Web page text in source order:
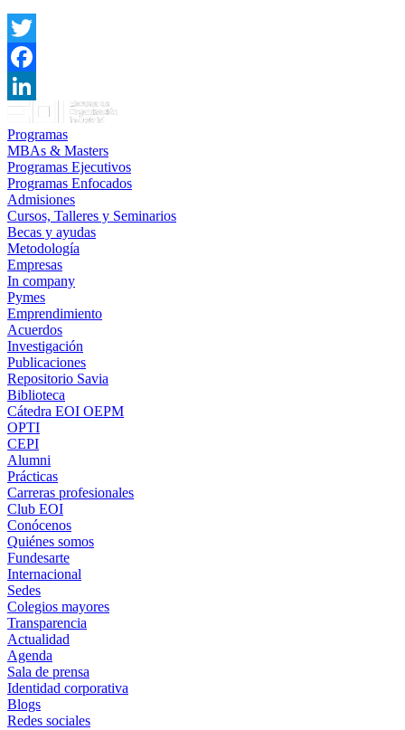
Twitter
Facebook
LinkedIn
Programas
MBAs & Masters
Programas Ejecutivos
Programas Enfocados
Admisiones
Cursos, Talleres y Seminarios
Becas y ayudas
Metodología
Empresas
In company
Pymes
Emprendimiento
Acuerdos
Investigación
Publicaciones
Repositorio Savia
Biblioteca
Cátedra EOI OEPM
OPTI
CEPI
Alumni
Prácticas
Carreras profesionales
Club EOI
Conócenos
Quiénes somos
Fundesarte
Internacional
Sedes
Colegios mayores
Transparencia
Actualidad
Agenda
Sala de prensa
Identidad corporativa
Blogs
Redes sociales